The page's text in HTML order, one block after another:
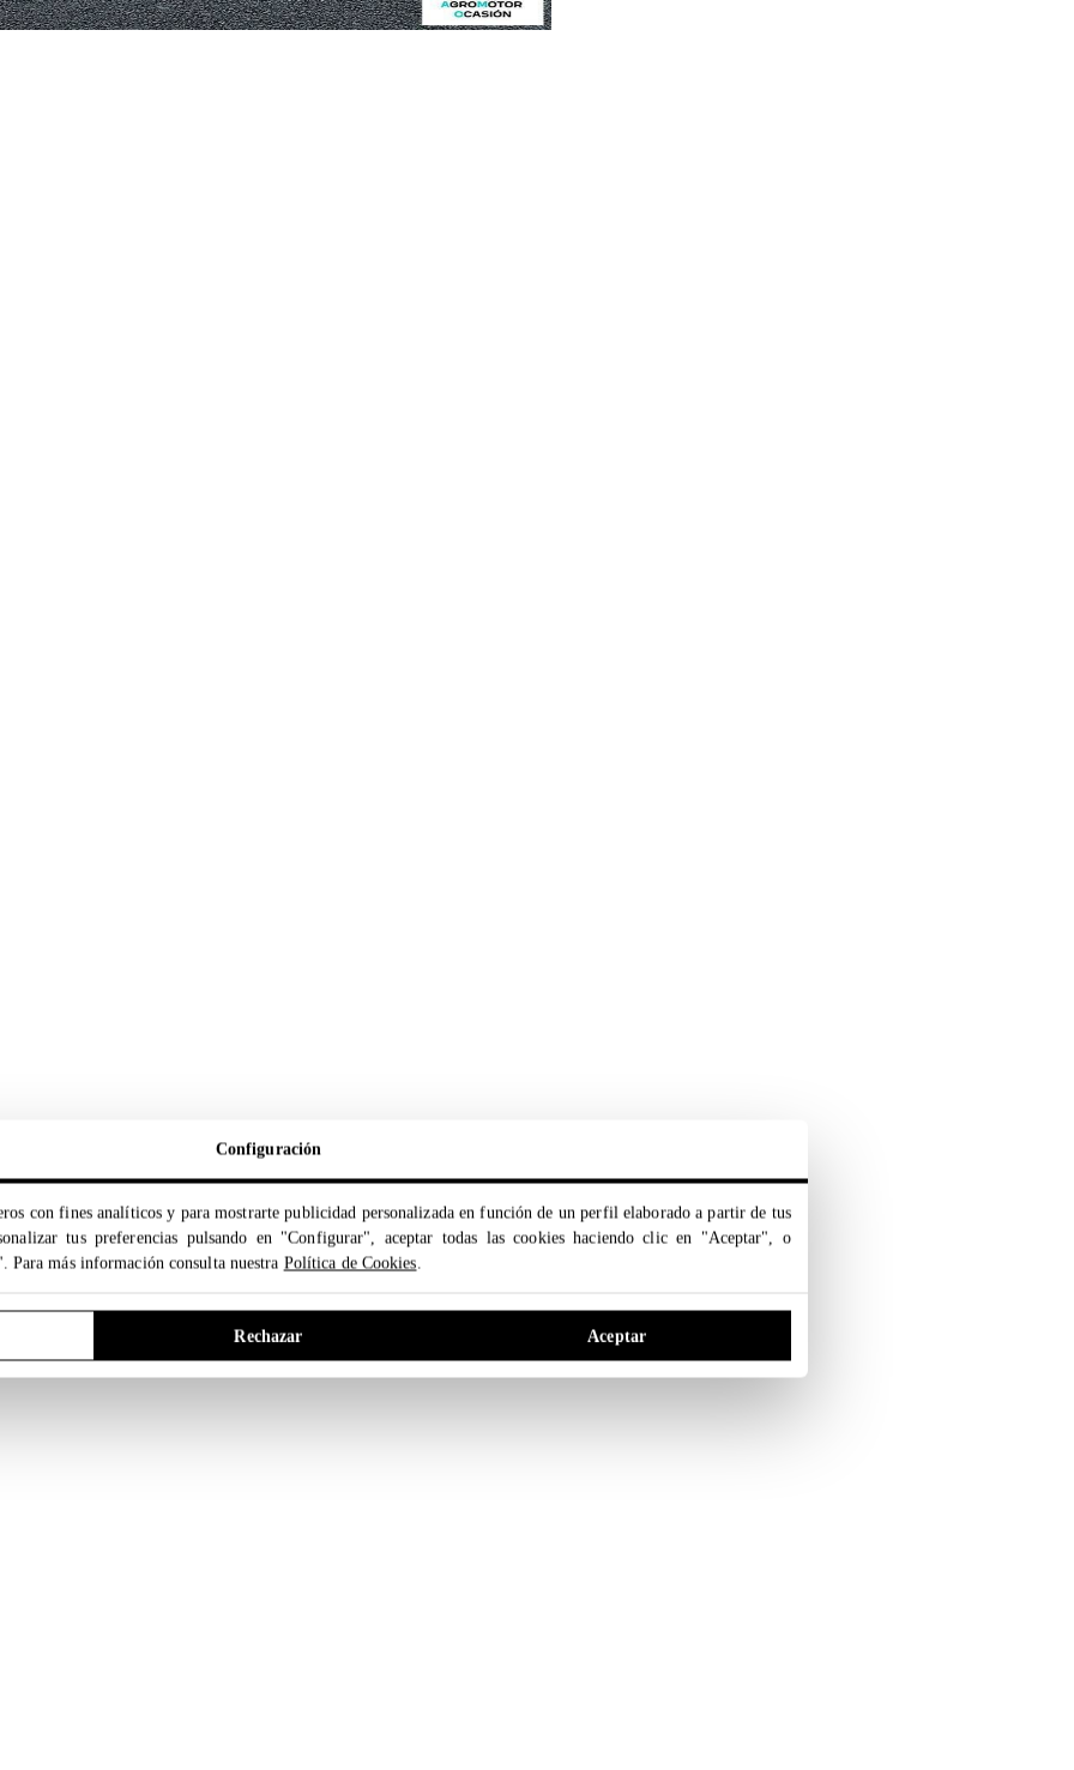
Configuración
con fines analíticos y para mostrarte publicidad personalizada en función de un perfil elaborado a partir de tus
tus preferencias pulsando en "Configurar", aceptar todas las cookies haciendo clic en "Aceptar", o
Para más información consulta nuestra Política de Cookies.
Rechazar Aceptar